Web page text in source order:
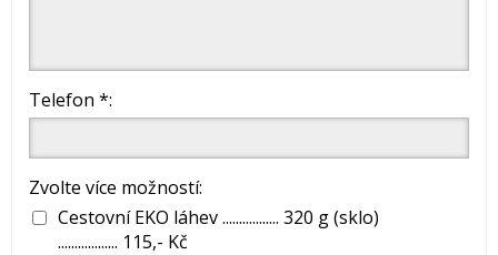
Telefon *:
Zvolte více možností:
Cestovní EKO láhev ................. 320 g (sklo)
.................. 115,- Kč